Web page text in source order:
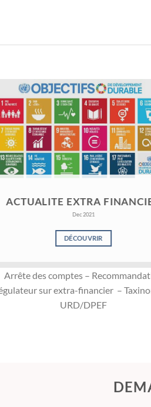
ACTUALITE EXTRA
Dec 2021
DÉCOUVRIR
Arrête des comptes –
sur extra-financier –
URD/DPEF